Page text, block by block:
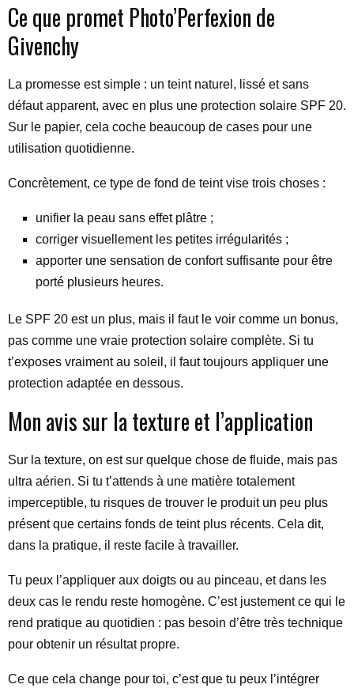
Ce que promet Photo’Perfexion de
Givenchy
La promesse est simple : un teint naturel, lissé et sans
défaut apparent, avec en plus une protection solaire SPF 20.
Sur le papier, cela coche beaucoup de cases pour une
utilisation quotidienne.
Concrètement, ce type de fond de teint vise trois choses :
unifier la peau sans effet plâtre ;
corriger visuellement les petites irrégularités ;
apporter une sensation de confort suffisante pour être
porté plusieurs heures.
Le SPF 20 est un plus, mais il faut le voir comme un bonus,
pas comme une vraie protection solaire complète. Si tu
t’exposes vraiment au soleil, il faut toujours appliquer une
protection adaptée en dessous.
Mon avis sur la texture et l’application
Sur la texture, on est sur quelque chose de fluide, mais pas
ultra aérien. Si tu t’attends à une matière totalement
imperceptible, tu risques de trouver le produit un peu plus
présent que certains fonds de teint plus récents. Cela dit,
dans la pratique, il reste facile à travailler.
Tu peux l’appliquer aux doigts ou au pinceau, et dans les
deux cas le rendu reste homogène. C’est justement ce qui le
rend pratique au quotidien : pas besoin d’être très technique
pour obtenir un résultat propre.
Ce que cela change pour toi, c’est que tu peux l’intégrer